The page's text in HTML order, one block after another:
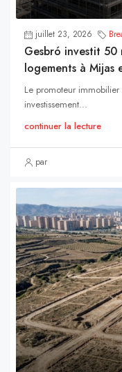
juillet 23, 2026
Gesbró investit 50
logements à Mijas
Le promoteur
investissement...
continuer la lecture
par